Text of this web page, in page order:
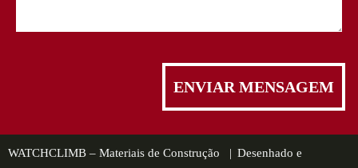
WATCHCLIMB – Materiais de Construção | Desenhado e